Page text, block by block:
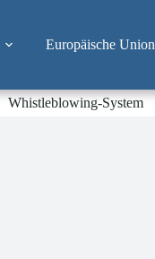
Europäische Union
Whistleblowing-System